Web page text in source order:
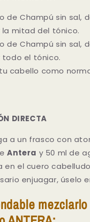
de Champú sin sal,
la mitad del tónico.
de Champú sin sal,
todo el tónico.
cabello como
DIRECTA
a un frasco con
Antera y 50 ml de
en el cuero
enjuagar, úselo